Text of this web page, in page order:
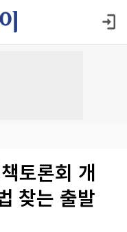
토론회 개
찾는 출발